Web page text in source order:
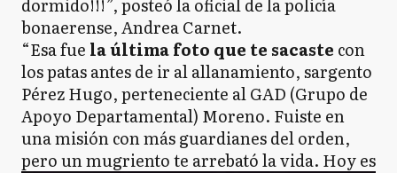
dormido!!!”, posteó la oficial de la policía
bonaerense, Andrea Carnet.
“Esa fue la última foto que te sacaste con
los patas antes de ir al allanamiento, sargento
Pérez Hugo, perteneciente al GAD (Grupo de
Apoyo Departamental) Moreno. Fuiste en
una misión con más guardianes del orden,
pero un mugriento te arrebató la vida. Hoy es